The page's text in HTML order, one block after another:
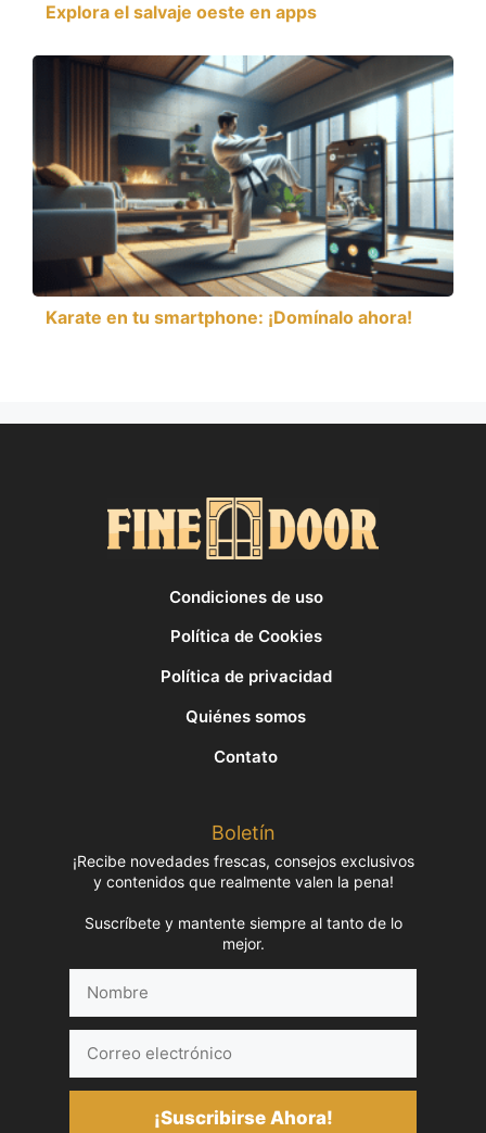
Explora el salvaje oeste en apps
Karate en tu smartphone: ¡Domínalo ahora!
Condiciones de uso
Política de Cookies
Política de privacidad
Quiénes somos
Contato
Boletín
¡Recibe novedades frescas, consejos exclusivos
y contenidos que realmente valen la pena!
Suscríbete y mantente siempre al tanto de lo
mejor.
electrónico
¡Suscribirse Ahora!